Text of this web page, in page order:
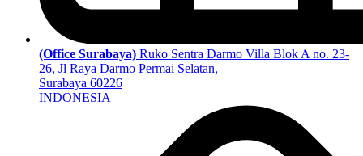
(Office Surabaya) Ruko Sentra Darmo Villa Blok A no. 23-
26, Jl Raya Darmo Permai Selatan,
Surabaya 60226
INDONESIA